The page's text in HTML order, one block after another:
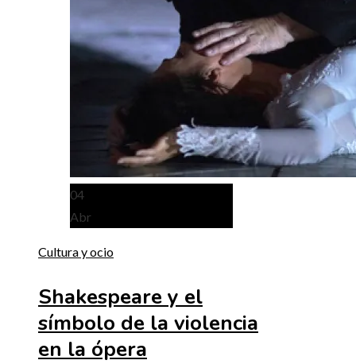
04
Abr
Cultura y ocio
Shakespeare y el
símbolo de la violencia
en la ópera